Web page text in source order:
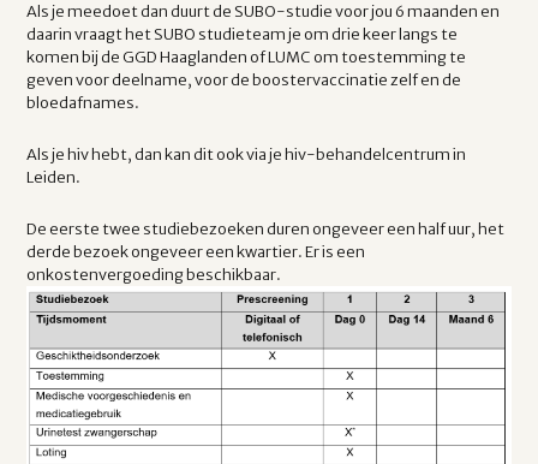
Als je meedoet dan duurt de SUBO-studie voor jou 6 maanden en
daarin vraagt het SUBO studieteam je om drie keer langs te
komen bij de GGD Haaglanden of LUMC om toestemming te
geven voor deelname, voor de boostervaccinatie zelf en de
bloedafnames.
Als je hiv hebt, dan kan dit ook via je hiv-behandelcentrum in
Leiden.
De eerste twee studiebezoeken duren ongeveer een half uur, het
derde bezoek ongeveer een kwartier. Er is een
onkostenvergoeding beschikbaar.